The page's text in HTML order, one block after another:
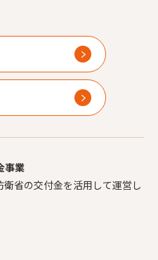
事業
省の交付金を活用して運営し